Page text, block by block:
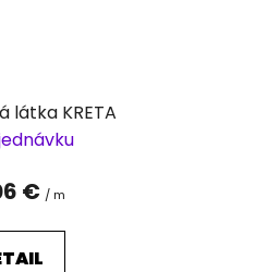
látka KRETA
€ / m